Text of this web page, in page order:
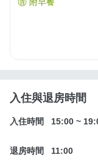
入住與退房時間
入住時間 15:00 ~
退房時間 11:00